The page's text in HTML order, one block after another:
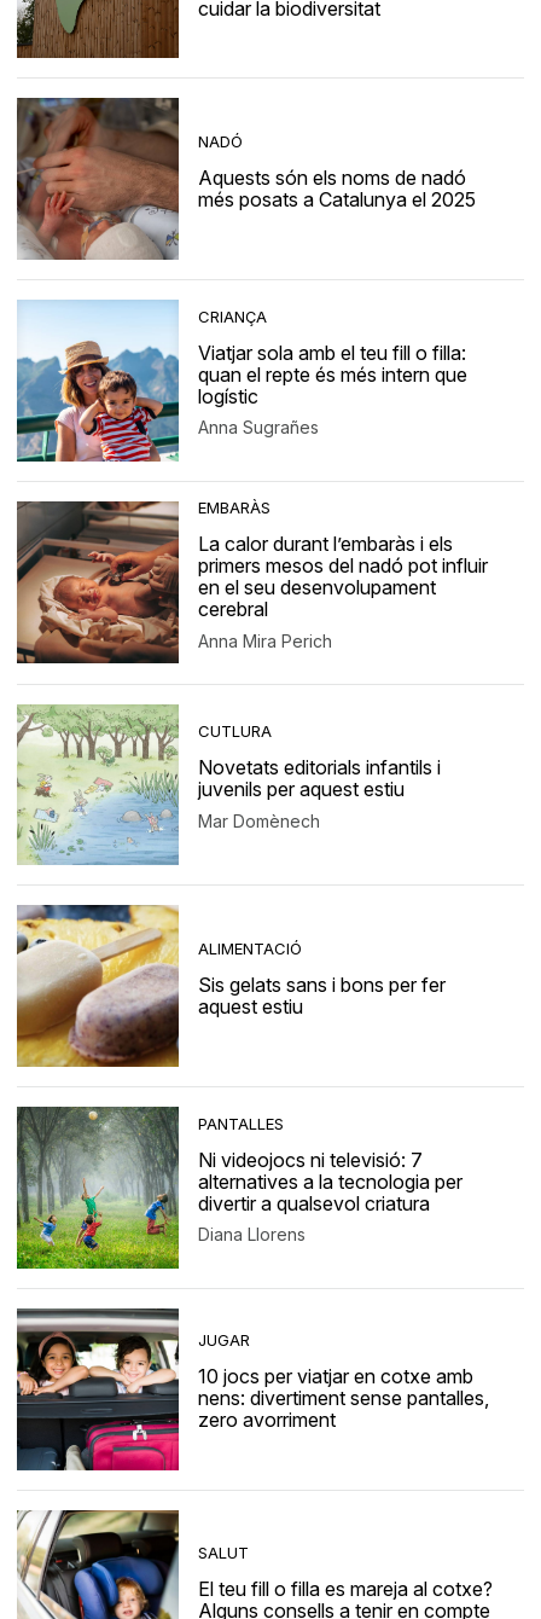
cuidar la biodiversitat
NADÓ
Aquests són els noms de nadó
més posats a Catalunya el 2025
CRIANÇA
Viatjar sola amb el teu fill o filla:
quan el repte és més intern que
logístic
Anna Sugrañes
EMBARÀS
La calor durant l’embaràs i els
primers mesos del nadó pot influir
en el seu desenvolupament
cerebral
Anna Mira Perich
CUTLURA
Novetats editorials infantils i
juvenils per aquest estiu
Mar Domènech
ALIMENTACIÓ
Sis gelats sans i bons per fer
aquest estiu
PANTALLES
Ni videojocs ni televisió: 7
alternatives a la tecnologia per
divertir a qualsevol criatura
Diana Llorens
JUGAR
10 jocs per viatjar en cotxe amb
nens: divertiment sense pantalles,
zero avorriment
SALUT
El teu fill o filla es mareja al cotxe?
Alguns consells a tenir en compte